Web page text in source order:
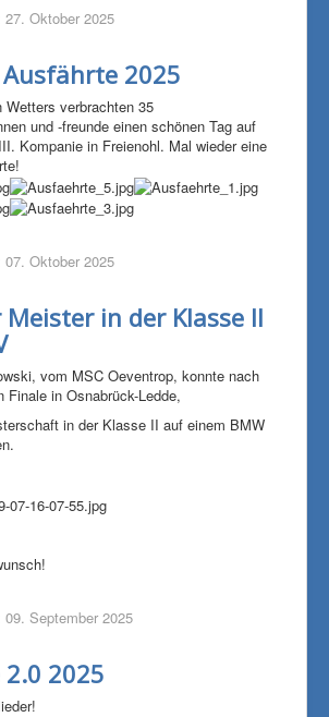
Oktober 2025
Ausfährte 2025
Wetters verbrachten 35
und -freunde einen schönen Tag auf
Kompanie in Freienohl. Mal wieder eine
Oktober 2025
Meister in der Klasse II
vom MSC Oeventrop, konnte nach
Finale in Osnabrück-Ledde,
in der Klasse II auf einem BMW
September 2025
2025